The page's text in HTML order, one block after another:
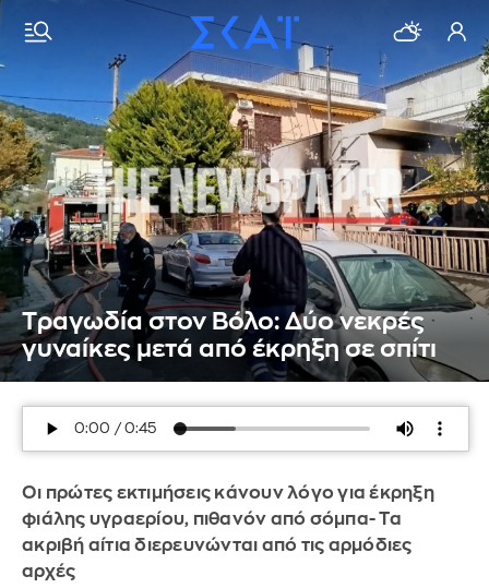
Tραγωδία στον Βόλο: Δύο νεκρές
γυναίκες μετά από έκρηξη σε σπίτι
Οι πρώτες εκτιμήσεις κάνουν λόγο για έκρηξη
φιάλης υγραερίου, πιθανόν από σόμπα- Τα
ακριβή αίτια διερευνώνται από τις αρμόδιες
αρχές